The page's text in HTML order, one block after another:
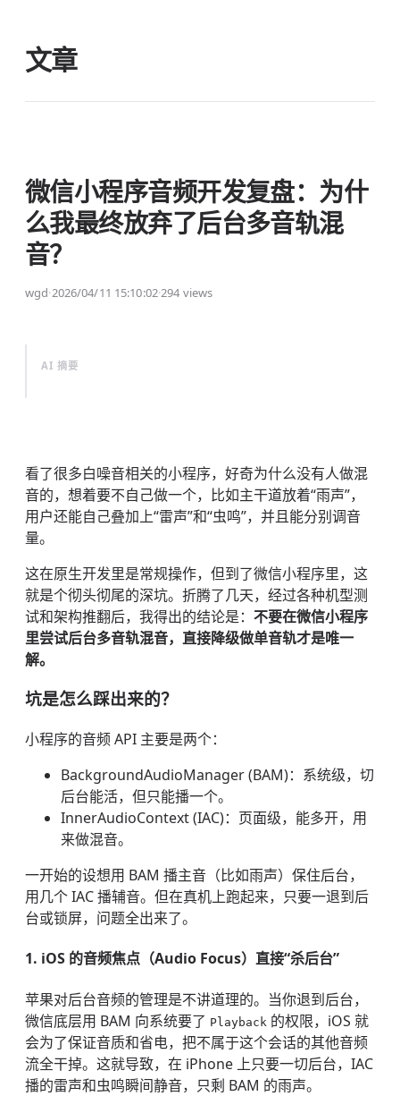
文章
微信小程序音频开发复盘：为什
么我最终放弃了后台多音轨混
音？
wgd·2026/04/11 15:10:02·294 views
AI 摘要
看了很多白噪音相关的小程序，好奇为什么没有人做混
音的，想着要不自己做一个，比如主干道放着“雨声”，
用户还能自己叠加上“雷声”和“虫鸣”，并且能分别调音
量。
这在原生开发里是常规操作，但到了微信小程序里，这
就是个彻头彻尾的深坑。折腾了几天，经过各种机型测
试和架构推翻后，我得出的结论是： 不要在微信小程序
里尝试后台多音轨混音，直接降级做单音轨才是唯一
解。
坑是怎么踩出来的？
小程序的音频 API 主要是两个：
BackgroundAudioManager (BAM)：系统级，切
后台能活，但只能播一个。
InnerAudioContext (IAC)：页面级，能多开，用
来做混音。
一开始的设想用 BAM 播主音（比如雨声）保住后台，
用几个 IAC 播辅音。但在真机上跑起来，只要一退到后
台或锁屏，问题全出来了。
1. iOS 的音频焦点（Audio Focus）直接“杀后台”
苹果对后台音频的管理是不讲道理的。当你退到后台，
微信底层用 BAM 向系统要了 Playback 的权限，iOS 就
会为了保证音质和省电，把不属于这个会话的其他音频
流全干掉。这就导致，在 iPhone 上只要一切后台，IAC
播的雷声和虫鸣瞬间静音，只剩 BAM 的雨声。